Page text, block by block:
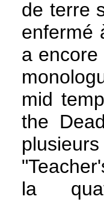
de terre
enfermé
a encore
mid
the
la